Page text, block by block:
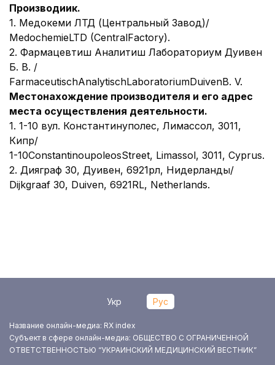
Производиик.
1. Медокеми ЛТД (Центральный Завод)/
MedochemieLTD (CentralFactory).
2. Фармацевтиш Аналитиш Лабораториум Дуивен
Б. В. /
FarmaceutischAnalytischLaboratoriumDuivenB. V.
Местонахождение производителя и его адрес
места осуществления деятельности.
1. 1-10 вул. Константинуполес, Лимассол, 3011,
Кипр/
1-10ConstantinoupoleosStreet, Limassol, 3011, Cyprus.
2. Дияграф 30, Дуивен, 6921рл, Нидерланды/
Dijkgraaf 30, Duiven, 6921RL, Netherlands.
Укр Рус
Название онлайн-медиа: RX index
Субъект в сфере онлайн-медиа: ОБЩЕСТВО С ОГРАНИЧЕННОЙ
ОТВЕТСТВЕННОСТЬЮ “УКРАИНСКИЙ МЕДИЦИНСКИЙ ВЕСТНИК”